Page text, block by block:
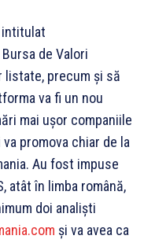
intitulat
de Valori
listate, precum și să
va fi un nou
mai ușor companiile
promova chiar de la
Au fost impuse
atât în limba română,
doi analiști
și va avea ca